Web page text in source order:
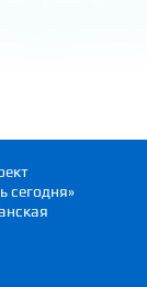
сегодня»